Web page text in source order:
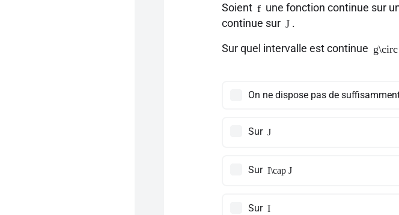
Soient f une fonction continue sur
continue sur J .
Sur quel intervalle est continue
On ne dispose pas de
Sur J
Sur I\cap J
Sur I